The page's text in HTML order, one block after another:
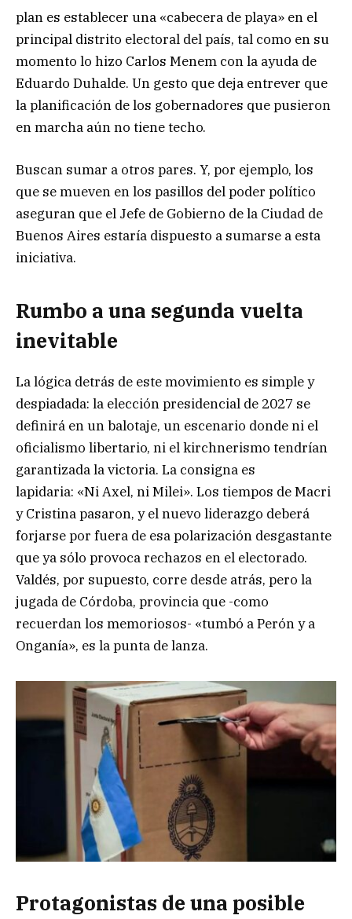
plan es establecer una «cabecera de playa» en el
principal distrito electoral del país, tal como en su
momento lo hizo Carlos Menem con la ayuda de
Eduardo Duhalde. Un gesto que deja entrever que
la planificación de los gobernadores que pusieron
en marcha aún no tiene techo.
Buscan sumar a otros pares. Y, por ejemplo, los
que se mueven en los pasillos del poder político
aseguran que el Jefe de Gobierno de la Ciudad de
Buenos Aires estaría dispuesto a sumarse a esta
iniciativa.
Rumbo a una segunda vuelta
inevitable
La lógica detrás de este movimiento es simple y
despiadada: la elección presidencial de 2027 se
definirá en un balotaje, un escenario donde ni el
oficialismo libertario, ni el kirchnerismo tendrían
garantizada la victoria. La consigna es
lapidaria: «Ni Axel, ni Milei». Los tiempos de Macri
y Cristina pasaron, y el nuevo liderazgo deberá
forjarse por fuera de esa polarización desgastante
que ya sólo provoca rechazos en el electorado.
Valdés, por supuesto, corre desde atrás, pero la
jugada de Córdoba, provincia que -como
recuerdan los memoriosos- «tumbó a Perón y a
Onganía», es la punta de lanza.
Protagonistas de una posible